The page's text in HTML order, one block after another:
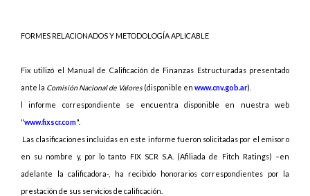
FORMES RELACIONADOS Y METODOLOGÍA APLICABLE
Fix utilizó el Manual de Calificación de Finanzas Estructuradas presentado
ante la Comisión Nacional de Valores (disponible en www.cnv.gob.ar).
l informe correspondiente se encuentra disponible en nuestra web
"www.fixscr.com".
Las clasificaciones incluidas en este informe fueron solicitadas por el emisor o
en su nombre y, por lo tanto FIX SCR S.A. (Afiliada de Fitch Ratings) –en
adelante la calificadora-, ha recibido honorarios correspondientes por la
prestación de sus servicios de calificación.